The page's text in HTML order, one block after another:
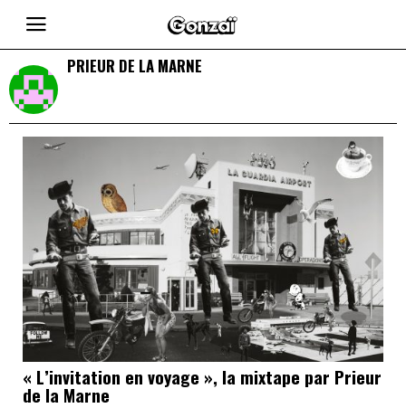
PRIEUR DE LA MARNE
« L’invitation en voyage », la mixtape par Prieur
de la Marne